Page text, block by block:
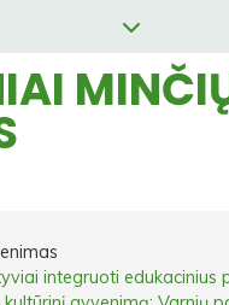
integruoti edukacinius